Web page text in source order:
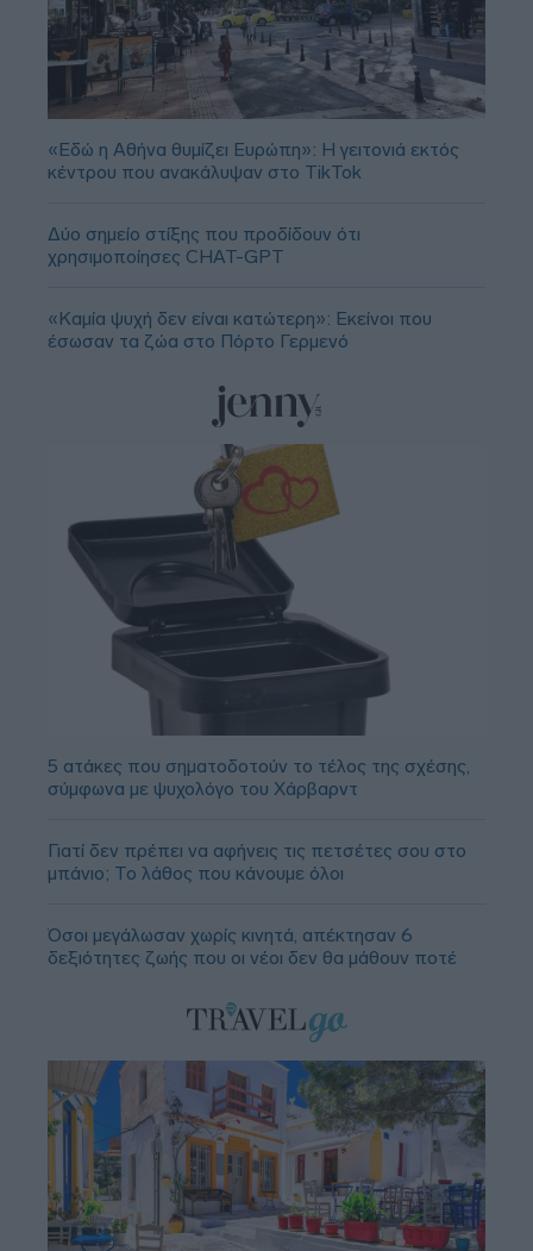
«Εδώ η Αθήνα θυμίζει Ευρώπη»: H γειτονιά εκτός
κέντρου που ανακάλυψαν στο TikTok
Δύο σημείο στίξης που προδίδουν ότι
χρησιμοποίησες CHAT-GPT
«Καμία ψυχή δεν είναι κατώτερη»: Εκείνοι που
έσωσαν τα ζώα στο Πόρτο Γερμενό
5 ατάκες που σηματοδοτούν το τέλος της σχέσης,
σύμφωνα με ψυχολόγο του Χάρβαρντ
Γιατί δεν πρέπει να αφήνεις τις πετσέτες σου στο
μπάνιο; Το λάθος που κάνουμε όλοι
Όσοι μεγάλωσαν χωρίς κινητά, απέκτησαν 6
δεξιότητες ζωής που οι νέοι δεν θα μάθουν ποτέ